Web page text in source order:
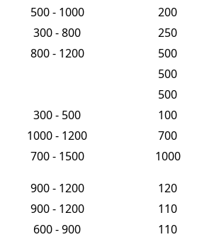
500 - 1000 200
300 - 800 250
800 - 1200 500
500
500
300 - 500 100
1000 - 1200 700
700 - 1500 1000
900 - 1200 120
900 - 1200 110
600 - 900 110